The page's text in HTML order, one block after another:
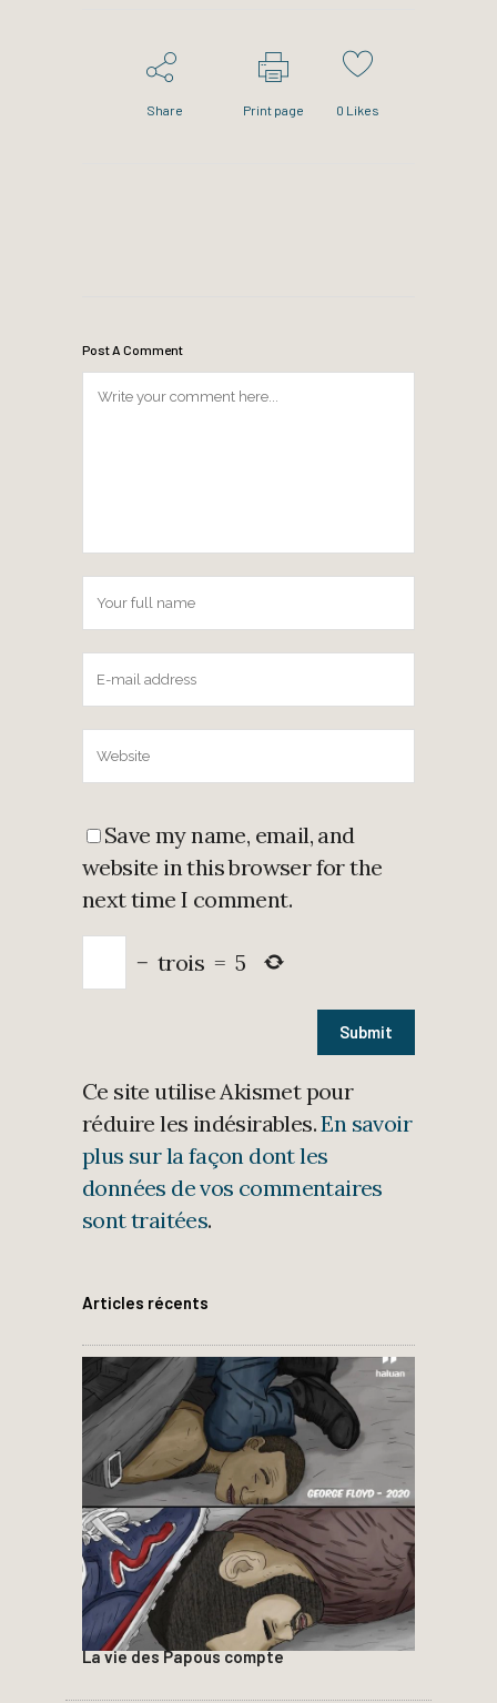
Share Print page 0 Likes
Post A Comment
Save my name, email, and
website in this browser for the
next time I comment.
− trois = 5
Ce site utilise Akismet pour
réduire les indésirables.En savoir
plus sur la façon dont les
données de vos commentaires
sont traitées.
Articles récents
La vie des Papous compte